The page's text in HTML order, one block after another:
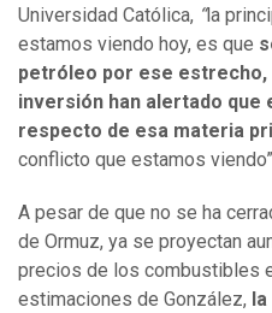
Universidad Católica, “la
estamos viendo hoy, es que
petróleo por ese estrecho,
inversión han alertado
respecto de esa materia
conflicto que estamos
A pesar de que no se ha
de Ormuz, ya se proyectan
precios de los combustibles
estimaciones de González,